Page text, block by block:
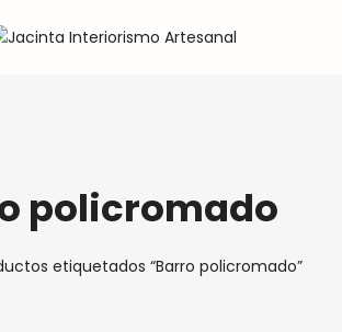
policromado
etiquetados “Barro policromado”